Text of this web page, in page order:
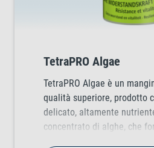
TetraPRO Algae
TetraPRO Algae è un
qualità superiore, prodotto
delicato, altamente
concentrato di alghe, che